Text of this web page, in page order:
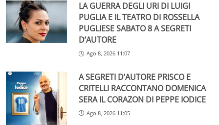
LA GUERRA DEGLI URI DI LUIGI
PUGLIA E IL TEATRO DI ROSSELLA
PUGLIESE SABATO 8 A SEGRETI
D’AUTORE
Ago 8, 2026 11:07
A SEGRETI D’AUTORE PRISCO E
CRITELLI RACCONTANO DOMENICA
SERA IL CORAZON DI PEPPE IODICE
Ago 8, 2026 11:05